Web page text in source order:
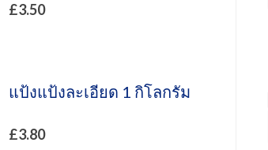
£3.50
แป้งแป้งละเอียด 1 กิโลกรัม
£3.80